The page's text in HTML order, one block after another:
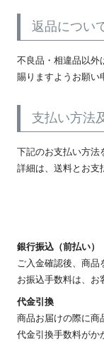
返品につい
不良品・相違品以外
賜りますようお願い
支払い方法
下記のお支払い方法
詳細は、送料とお支
銀行振込（前払い）
ご入金確認後、商品
お振込手数料は、お
代金引換
商品お届けの際に商
代金引換手数料がか